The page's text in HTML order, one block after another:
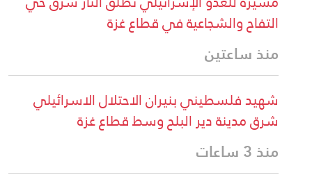
التفاح والشجاعية في قطاع غزة
منذ ساعتين
شهيد فلسطيني بنيران الاحتلال الاسرائيلي
شرق مدينة دير البلح وسط قطاع غزة
منذ 3 ساعات